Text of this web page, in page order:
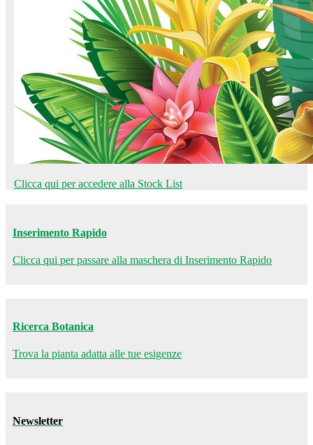
Clicca qui per accedere alla Stock List
Inserimento Rapido
Clicca qui per passare alla maschera di Inserimento Rapido
Ricerca Botanica
Trova la pianta adatta alle tue esigenze
Newsletter